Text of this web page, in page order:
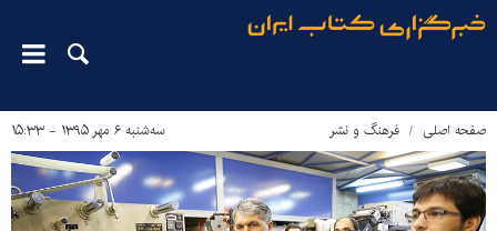
صفحه اصلی فرهنگ و نشر سه‌شنبه ۶ مهر ۱۳۹۵ - ۱۵:۳۳